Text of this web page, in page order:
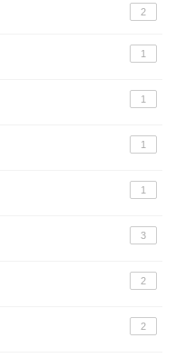
2
1
1
1
1
3
2
2